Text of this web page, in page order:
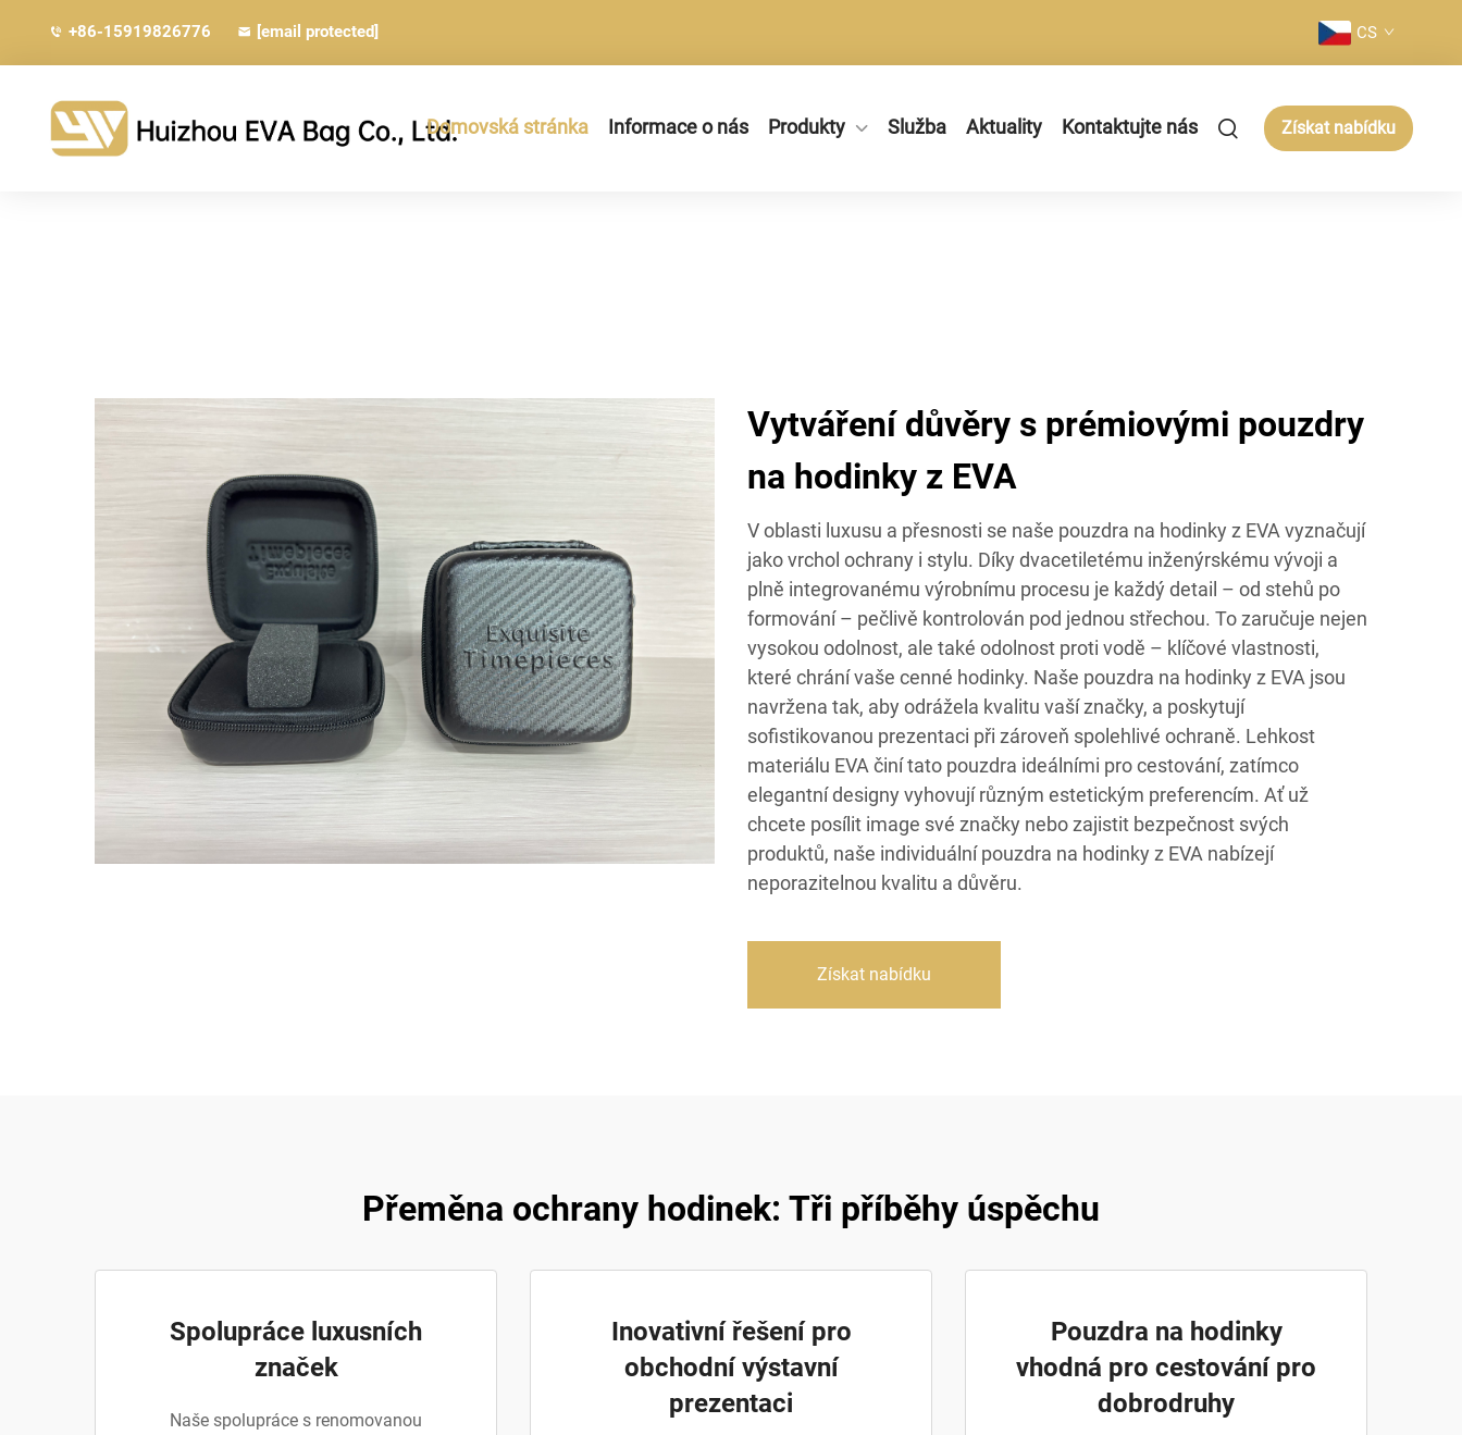
+86-15919826776 [email protected] CS
Domovská stránka Informace o nás Produkty Služba Aktuality Kontaktujte nás Získat nabídku
Vytváření důvěry s prémiovými pouzdry
na hodinky z EVA
V oblasti luxusu a přesnosti se naše pouzdra na hodinky z EVA vyznačují
jako vrchol ochrany i stylu. Díky dvacetiletému inženýrskému vývoji a
plně integrovanému výrobnímu procesu je každý detail – od stehů po
formování – pečlivě kontrolován pod jednou střechou. To zaručuje nejen
vysokou odolnost, ale také odolnost proti vodě – klíčové vlastnosti,
které chrání vaše cenné hodinky. Naše pouzdra na hodinky z EVA jsou
navržena tak, aby odrážela kvalitu vaší značky, a poskytují
sofistikovanou prezentaci při zároveň spolehlivé ochraně. Lehkost
materiálu EVA činí tato pouzdra ideálními pro cestování, zatímco
elegantní designy vyhovují různým estetickým preferencím. Ať už
chcete posílit image své značky nebo zajistit bezpečnost svých
produktů, naše individuální pouzdra na hodinky z EVA nabízejí
neporazitelnou kvalitu a důvěru.
Získat nabídku
Přeměna ochrany hodinek: Tři příběhy úspěchu
Spolupráce luxusních
značek
Naše spolupráce s renomovanou
Inovativní řešení pro
obchodní výstavní
prezentaci
Pouzdra na hodinky
vhodná pro cestování pro
dobrodruhy